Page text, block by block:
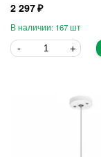
2 297
167